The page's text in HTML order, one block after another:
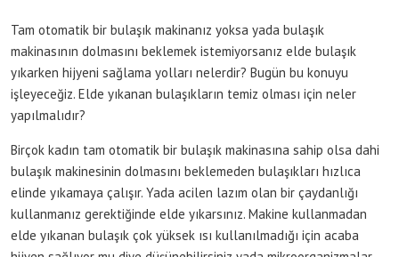
Tam otomatik bir bulaşık makinanız yoksa yada bulaşık
makinasının dolmasını beklemek istemiyorsanız elde bulaşık
yıkarken hijyeni sağlama yolları nelerdir? Bugün bu konuyu
işleyeceğiz. Elde yıkanan bulaşıkların temiz olması için neler
yapılmalıdır?
Birçok kadın tam otomatik bir bulaşık makinasına sahip olsa dahi
bulaşık makinesinin dolmasını beklemeden bulaşıkları hızlıca
elinde yıkamaya çalışır. Yada acilen lazım olan bir çaydanlığı
kullanmanız gerektiğinde elde yıkarsınız. Makine kullanmadan
elde yıkanan bulaşık çok yüksek ısı kullanılmadığı için acaba